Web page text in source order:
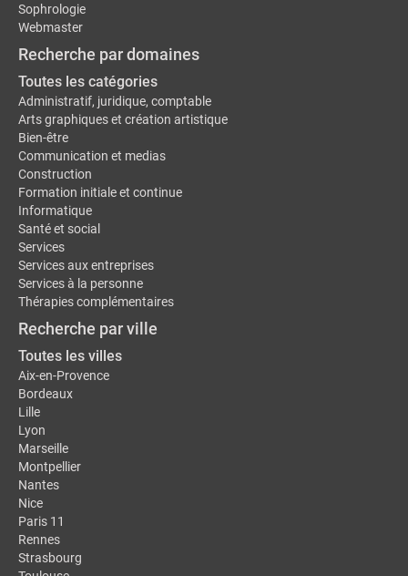
Sophrologie
Webmaster
Recherche par domaines
Toutes les catégories
Administratif, juridique, comptable
Arts graphiques et création artistique
Bien-être
Communication et medias
Construction
Formation initiale et continue
Informatique
Santé et social
Services
Services aux entreprises
Services à la personne
Thérapies complémentaires
Recherche par ville
Toutes les villes
Aix-en-Provence
Bordeaux
Lille
Lyon
Marseille
Montpellier
Nantes
Nice
Paris 11
Rennes
Strasbourg